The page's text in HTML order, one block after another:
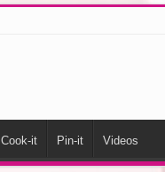
Cook-it Pin-it Videos